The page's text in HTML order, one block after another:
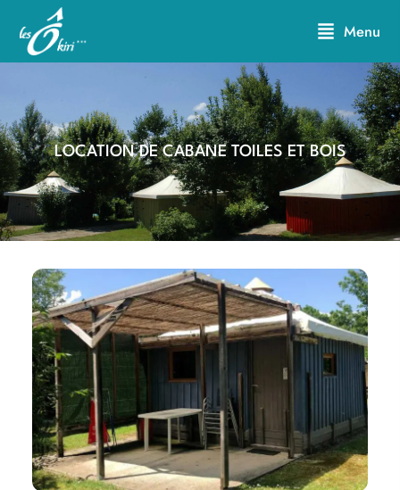
contenu
Menu
LOCATION DE CABANE TOILES ET BOIS